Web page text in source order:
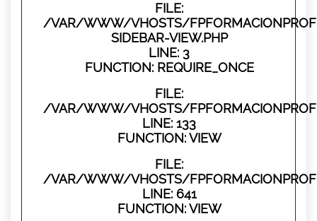
FILE:
/VAR/WWW/VHOSTS/
SIDEBAR-VIEW.PHP
LINE: 3
FUNCTION: REQUIRE_ONCE
FILE:
/VAR/WWW/VHOSTS/
LINE: 133
FUNCTION: VIEW
FILE:
/VAR/WWW/VHOSTS/
LINE: 641
FUNCTION: VIEW